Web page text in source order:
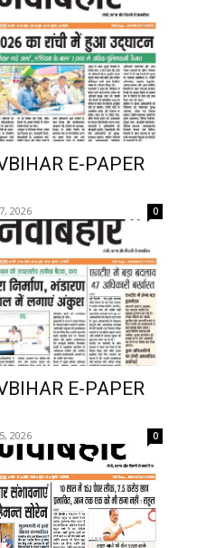
E-PAPER
2026 0
E-PAPER
2026 0